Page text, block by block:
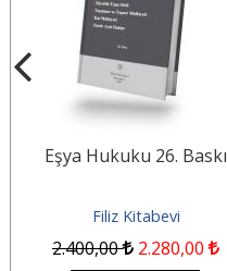
Eşya Hukuku 26. Baskı
Filiz Kitabevi
2.400,00 2.280,00